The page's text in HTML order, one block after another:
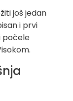
još jedan
i prvi
počele